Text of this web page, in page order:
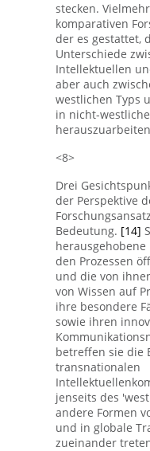
stecken.
komparativen
der es gestattet,
Unterschiede
Intellektuellen
aber auch
westlichen Typs
in nicht-
<8>
Drei
der Perspektive
Bedeutung. [14]
den Prozessen
und die von
von Wissen auf
ihre besondere
sowie ihren
betreffen sie die
transnationalen
jenseits des
andere Formen
und in globale
zueinander